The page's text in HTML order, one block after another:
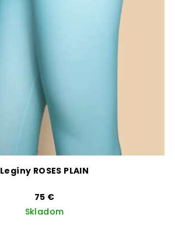
Legíny ROSES PLAIN
75 €
Skladom